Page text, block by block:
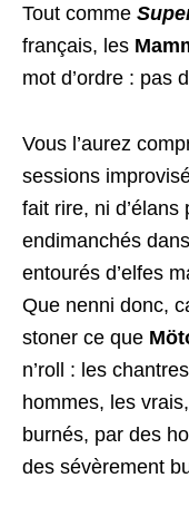
Tout comme
français, les
mot d’ordre : pas
Vous l’aurez
sessions
fait rire, ni
endimanchés
entourés d’elfes
Que nenni donc,
stoner ce que
n’roll : les
hommes, les
burnés, par des
des sévèrement